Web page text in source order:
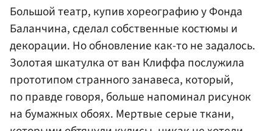
Большой театр, купив хореографию у Фонда
Баланчина, сделал собственные костюмы и
декорации. Но обновление как-то не задалось.
Золотая шкатулка от ван Клиффа послужила
прототипом странного занавеса, который,
по правде говоря, больше напоминал рисунок
на бумажных обоях. Мертвые серые ткани,